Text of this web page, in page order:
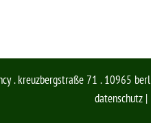
. kreuzbergstraße 71 . 10965
datenschutz |